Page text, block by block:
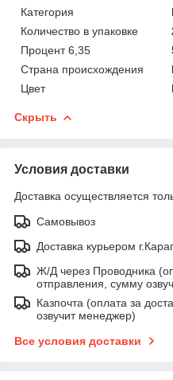
Категория
Количество в упаковке
Процент 6,35
Страна происхождения
Цвет
Скрыть
Условия доставки
Доставка осуществляется
Самовывоз
Доставка курьером
Ж/Д через Проводника
отправления, сумму
Казпочта (оплата за
озвучит менеджер)
Все условия доставки